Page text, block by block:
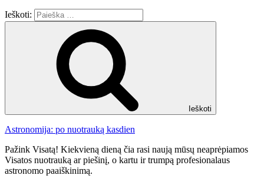
Ieškoti:
Ieškoti
Astronomija: po nuotrauką kasdien
Pažink Visatą! Kiekvieną dieną čia rasi naują mūsų neaprėpiamos
Visatos nuotrauką ar piešinį, o kartu ir trumpą profesionalaus
astronomo paaiškinimą.